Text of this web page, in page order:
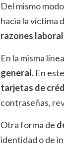
Del mismo
hacia la víctima
razones
En la misma
general. En
tarjetas de
contraseñas,
Otra forma de
identidad o de